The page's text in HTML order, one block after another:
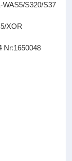
S320/S37
XOR
Nr:1650048